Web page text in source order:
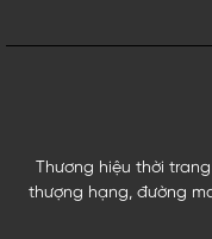
Thương hiệu thời
thượng hạng, đường